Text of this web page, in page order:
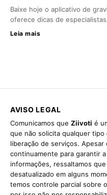
Baixe hoje o aplicativo de
oferece dicas de
Leia mais
AVISO LEGAL
Comunicamos que Ziivoti é
que não solicita qualquer tipo
liberação de serviços.
continuamente para garantir
informações, ressaltamos
desatualizado em alguns
temos controle parcial sobre